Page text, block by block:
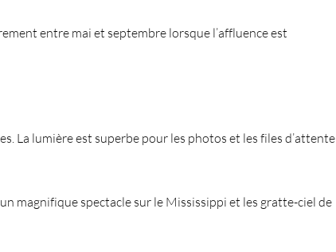
entre mai et septembre lorsque l’affluence est
La lumière est superbe pour les photos et les files d’attente
magnifique spectacle sur le Mississippi et les gratte-ciel de